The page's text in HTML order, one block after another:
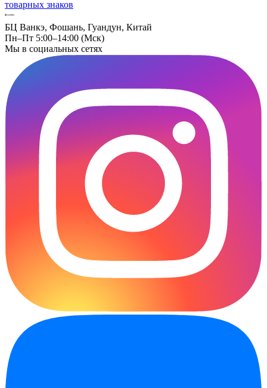
товарных знаков
БЦ Ванкэ, Фошань, Гуандун, Китай
Пн–Пт 5:00–14:00 (Мск)
Мы в социальных сетях